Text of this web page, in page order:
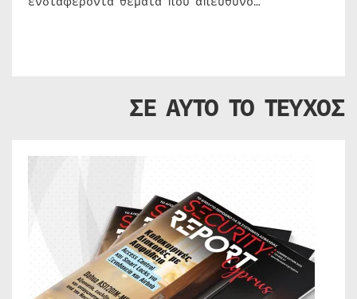
ΣΕ ΑΥΤΟ ΤΟ ΤΕΥΧΟΣ